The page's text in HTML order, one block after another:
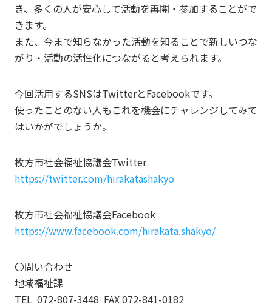
き、多くの人が安心して活動を再開・参加することがで
きます。
また、今まで知らなかった活動を知ることで新しいつな
がり・活動の活性化につながると考えられます。
今回活用するSNSはTwitterとFacebookです。
使ったことのない人もこれを機会にチャレンジしてみて
はいかがでしょうか。
枚方市社会福祉協議会Twitter
https://twitter.com/hirakatashakyo
枚方市社会福祉協議会Facebook
https://www.facebook.com/hirakata.shakyo/
〇問い合わせ
地域福祉課
TEL 072-807-3448 FAX 072-841-0182